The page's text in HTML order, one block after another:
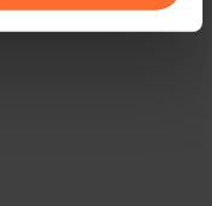
consulter notre